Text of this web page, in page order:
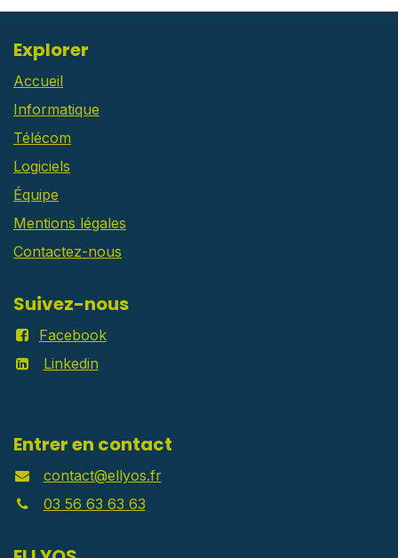
Explorer
Accueil
Informatique
Télécom
Logiciels
Équipe
Mentions légales
Contactez-nous
Suivez-nous
Facebook
Linkedin
Entrer en contact
contact@ellyos.fr
03 56 63 63 63